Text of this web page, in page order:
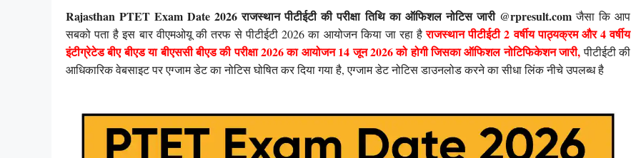
Rajasthan PTET Exam Date 2026 राजस्थान पीटीईटी की परीक्षा तिथि का ऑफिशल नोटिस जारी @rpresult.comजैसा कि आप
सबको पता है इस बार वीएमओयू की तरफ से पीटीईटी 2026 का आयोजन किया जा रहा हैराजस्थान पीटीईटी 2 वर्षीय पाठ्यक्रम और 4 वर्षीय
इंटीग्रेटेड बीए बीएड या बीएससी बीएड की परीक्षा 2026 का आयोजन 14 जून 2026 को होगी जिसका ऑफिशल नोटिफिकेशन जारी,पीटीईटी की
आधिकारिक वेबसाइट पर एग्जाम डेट का नोटिस घोषित कर दिया गया है, एग्जाम डेट नोटिस डाउनलोड करने का सीधा लिंक नीचे उपलब्ध है